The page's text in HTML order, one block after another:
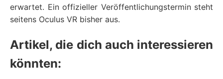
erwartet. Ein offizieller Veröffentlichungstermin steht
seitens Oculus VR bisher aus.
Artikel, die dich auch interessieren
könnten: